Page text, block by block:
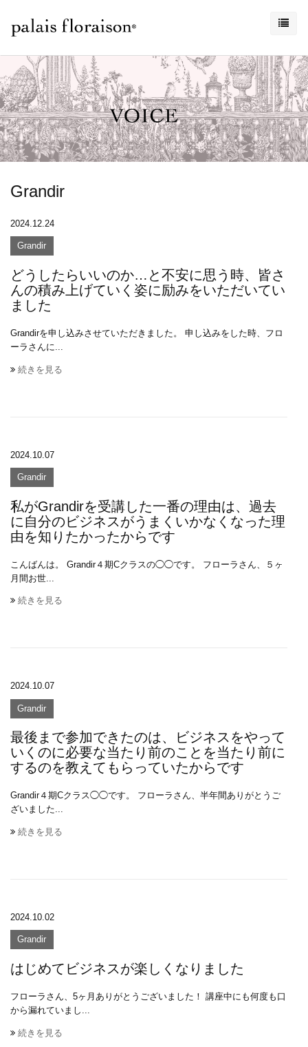
Grandir
2024.12.24
Grandir
どうしたらいいのか…と不安に思う時、皆さ
んの積み上げていく姿に励みをいただいてい
ました
Grandirを申し込みさせていただきました。 申し込みをした時、フロ
ーラさんに...
続きを見る
2024.10.07
Grandir
私がGrandirを受講した一番の理由は、過去
に自分のビジネスがうまくいかなくなった理
由を知りたかったからです
こんばんは。 Grandir４期Cクラスの◯◯です。 フローラさん、５ヶ
月間お世...
続きを見る
2024.10.07
Grandir
最後まで参加できたのは、ビジネスをやって
いくのに必要な当たり前のことを当たり前に
するのを教えてもらっていたからです
Grandir４期Cクラス◯◯です。 フローラさん、半年間ありがとうご
ざいました...
続きを見る
2024.10.02
Grandir
はじめてビジネスが楽しくなりました
フローラさん、5ヶ月ありがとうございました！ 講座中にも何度も口
から漏れていまし...
続きを見る